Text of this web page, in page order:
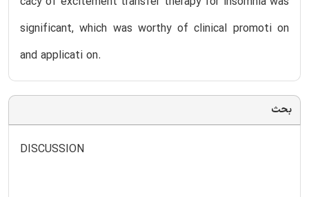
significant, which was worthy of clinical promoti on
and applicati on.
بحث
DISCUSSION